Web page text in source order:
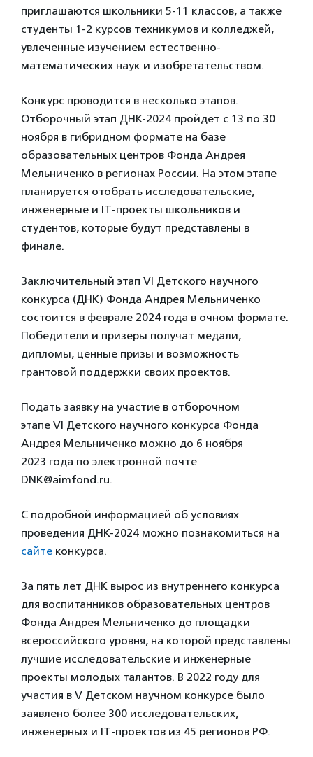
приглашаются школьники 5-11 классов, а также
студенты 1-2 курсов техникумов и колледжей,
увлеченные изучением естественно-
математических наук и изобретательством.
Конкурс проводится в несколько этапов.
Отборочный этап ДНК-2024 пройдет с 13 по 30
ноября в гибридном формате на базе
образовательных центров Фонда Андрея
Мельниченко в регионах России. На этом этапе
планируется отобрать исследовательские,
инженерные и IT-проекты школьников и
студентов, которые будут представлены в
финале.
Заключительный этап VI Детского научного
конкурса (ДНК) Фонда Андрея Мельниченко
состоится в феврале 2024 года в очном формате.
Победители и призеры получат медали,
дипломы, ценные призы и возможность
грантовой поддержки своих проектов.
Подать заявку на участие в отборочном
этапе VI Детского научного конкурса Фонда
Андрея Мельниченко можно до 6 ноября
2023 года по электронной почте
DNK@aimfond.ru.
С подробной информацией об условиях
проведения ДНК-2024 можно познакомиться на
сайте конкурса.
За пять лет ДНК вырос из внутреннего конкурса
для воспитанников образовательных центров
Фонда Андрея Мельниченко до площадки
всероссийского уровня, на которой представлены
лучшие исследовательские и инженерные
проекты молодых талантов. В 2022 году для
участия в V Детском научном конкурсе было
заявлено более 300 исследовательских,
инженерных и IT-проектов из 45 регионов РФ.